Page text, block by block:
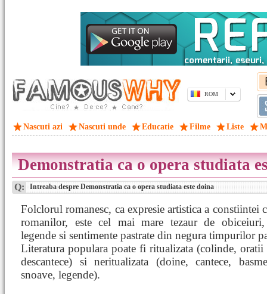
ROM
Nascuti azi Nascuti unde Educatie Filme Liste
Demonstratia ca o opera studiata
Q: Intreaba despre Demonstratia ca o opera studiata este doina
Folclorul romanesc, ca expresie artistica a constiintei
romanilor, este cel mai mare tezaur de obiceiuri,
legende si sentimente pastrate din negura timpurilor
Literatura populara poate fi ritualizata (colinde, oratii
descantece) si neritualizata (doine, cantece,
snoave, legende).